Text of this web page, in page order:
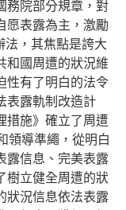
務院部分規章，對
愿表露為主，激勵
法，其焦點是誇大
和國周遭的狀況維
性有了明白的法令
表露軌制改造計
措施》確立了周遭
領導準繩，從明白
露信息、完美表露
樹立健全周遭的狀
狀況信息依法表露